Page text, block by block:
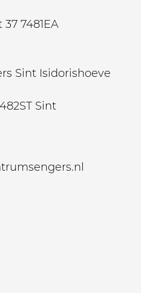
7481EA
Sint Isidorishoeve
Sint